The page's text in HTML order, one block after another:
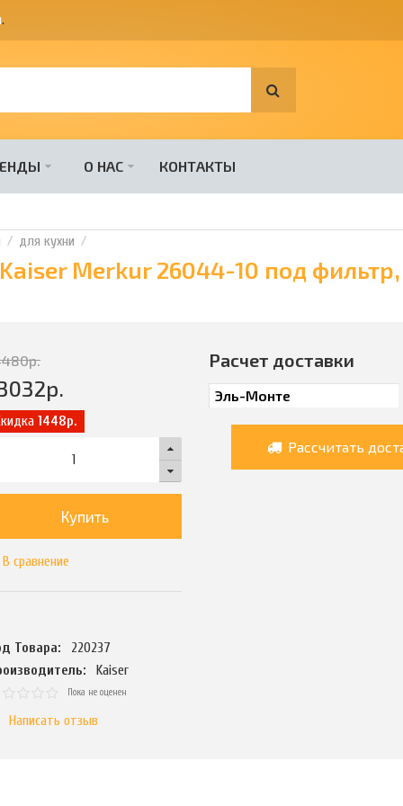
.
О НАС КОНТАКТЫ
для кухни
Merkur 26044-10 под
р.
р.
1448р.
Купить
В сравнение
Товара:
220237
Kaiser
Пока не оценен
Написать отзыв
Расчет доставки
Рассчитать